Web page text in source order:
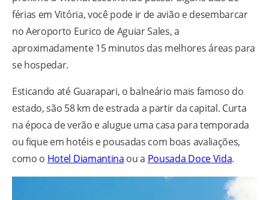
férias em Vitória, você pode ir de avião e desembarcar
no Aeroporto Eurico de Aguiar Sales, a
aproximadamente 15 minutos das melhores áreas para
se hospedar.
Esticando até Guarapari, o balneário mais famoso do
estado, são 58 km de estrada a partir da capital. Curta
na época de verão e alugue uma casa para temporada
ou fique em hotéis e pousadas com boas avaliações,
como o Hotel Diamantina ou a Pousada Doce Vida.